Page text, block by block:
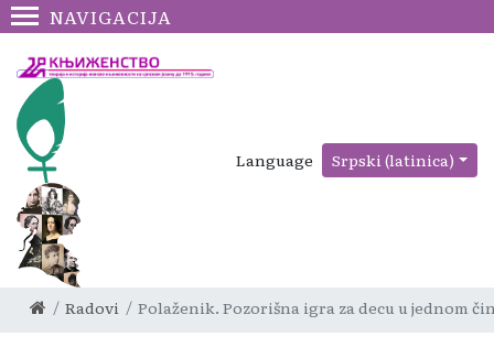
NAVIGACIJA
Language Srpski (latinica)
Radovi Polaženik. Pozorišna igra za decu u jednom